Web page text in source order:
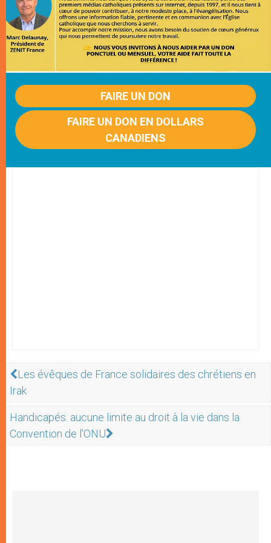
FAIRE UN DON
FAIRE UN DON EN DOLLARS
CANADIENS
Les évêques de France solidaires des chrétiens en
Irak
Handicapés: aucune limite au droit à la vie dans la
Convention de l'ONU